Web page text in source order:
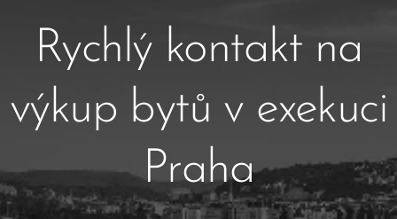
Rychlý kontakt na
výkup bytů v exekuci
Praha